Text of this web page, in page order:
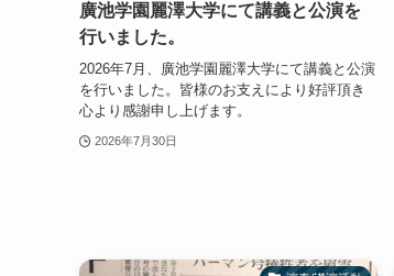
廣池学園麗澤大学にて講義と公演を
行いました。
2026年7月、廣池学園麗澤大学にて講義と公演
を行いました。皆様のお支えにより好評頂き
心より感謝申し上げます。
2026年7月30日